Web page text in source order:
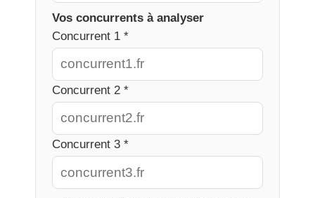
Vos concurrents à analyser
Concurrent 1 *
Concurrent 2 *
Concurrent 3 *